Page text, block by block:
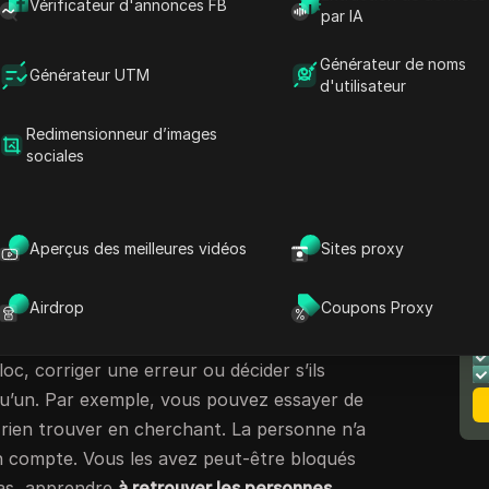
Vérificateur d'annonces FB
par IA
Générateur UTM
Générateur de noms
d'utilisateur
Redimensionneur d’images
sociales
Aperçus des meilleures vidéos Sites proxy
Airdrop Coupons Proxy
facile à vérifier une fois que vous savez où
mobile, comment débloquer quelqu’un,
et en quoi le blocage Facebook
bloquage sur Facebook ?
avez bloquées. Beaucoup d’utilisateurs
corriger une erreur ou décider s’ils
Par exemple, vous pouvez essayer de
trouver en cherchant. La personne n’a
Vous les avez peut-être bloqués